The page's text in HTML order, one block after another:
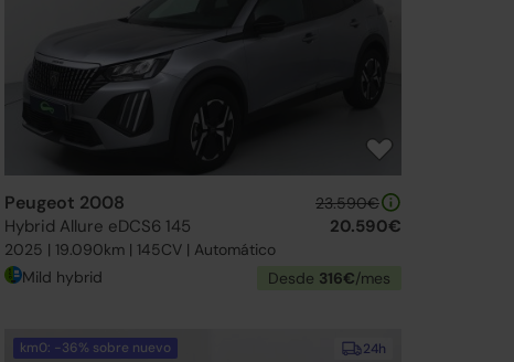
Peugeot 2008
Hybrid Allure eDCS6 145
2025 | 19.090km | 145CV | Automático
23.590€
20.590€
Mild hybrid Desde 316€/mes
24h
km0: -36% sobre nuevo